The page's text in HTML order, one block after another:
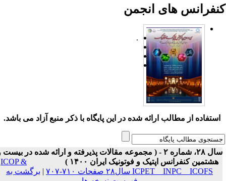
های انجمن
.
استفاده از مطالب ارائه شده در این پایگاه با ذکر منبع آزاد می باشد.
سال ۲۸، شماره ۲ - ( مجموعه مقالات پذیرفته و ارائه شده در بیست و
هشتمین کنفرانس اپتیک و فوتونیک ایران ۱۴۰۰ )
ICOP &
ICPET _ INPC _ ICOFS سال۲۸ صفحات ۷۱۰-۷۰۷
|برگشت به